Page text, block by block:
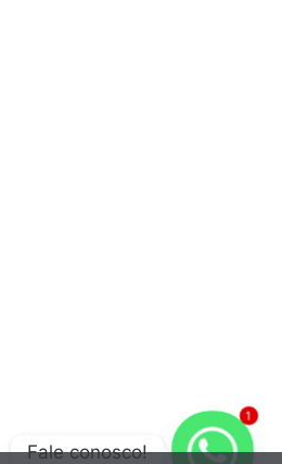
1
Fale conosco!